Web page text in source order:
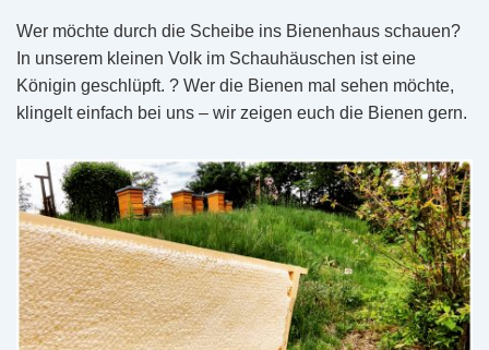
Wer möchte durch die Scheibe ins Bienenhaus schauen?
In unserem kleinen Volk im Schauhäuschen ist eine
Königin geschlüpft. ? Wer die Bienen mal sehen möchte,
klingelt einfach bei uns – wir zeigen euch die Bienen gern.